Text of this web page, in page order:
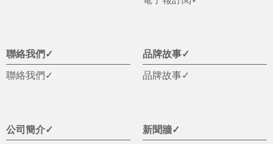
聯絡我們✓
聯絡我們✓
品牌故事✓
品牌故事✓
公司簡介✓
新聞牆✓